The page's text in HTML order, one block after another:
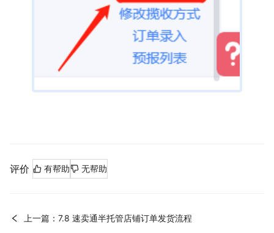
评价 有帮助 无帮助
上一篇：7.8 速卖通半托管店铺订单发货流程